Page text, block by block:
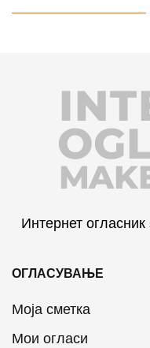
Интернет
ОГЛАСУВАЊЕ
Моја сметка
Мои огласи